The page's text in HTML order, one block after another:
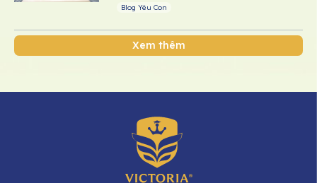
Blog Yêu Con
Xem thêm